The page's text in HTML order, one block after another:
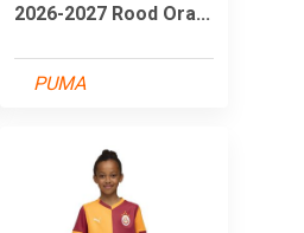
2026-2027 Rood Ora...
PUMA